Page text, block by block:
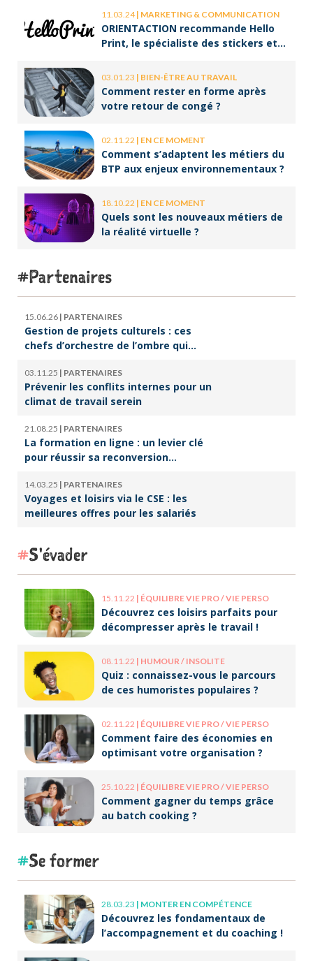
11.03.24| MARKETING & COMMUNICATION
ORIENTACTION recommande Hello
Print, le spécialiste des stickers et
03.01.23 | BIEN-ÊTRE AU TRAVAIL
Comment rester en forme après
votre retour de congé ?
02.11.22 | EN CE MOMENT
Comment s’adaptent les métiers du
BTP aux enjeux environnementaux ?
18.10.22 | EN CE MOMENT
Quels sont les nouveaux métiers de
la réalité virtuelle ?
Partenaires
15.06.26 | PARTENAIRES
Gestion de projets culturels : ces
chefs d’orchestre de l’ombre qui
03.11.25 | PARTENAIRES
Prévenir les conflits internes pour un
climat de travail serein
21.08.25 | PARTENAIRES
La formation en ligne : un levier clé
pour réussir sa reconversion
14.03.25 | PARTENAIRES
Voyages et loisirs via le CSE : les
meilleures offres pour les salariés
S'évader
15.11.22 | ÉQUILIBRE VIE PRO / VIE PERSO
Découvrez ces loisirs parfaits pour
décompresser après le travail !
08.11.22 | HUMOUR / INSOLITE
Quiz : connaissez-vous le parcours
de ces humoristes populaires ?
02.11.22 | ÉQUILIBRE VIE PRO / VIE PERSO
Comment faire des économies en
optimisant votre organisation ?
25.10.22 | ÉQUILIBRE VIE PRO / VIE PERSO
Comment gagner du temps grâce
au batch cooking ?
Se former
28.03.23 | MONTER EN COMPÉTENCE
Découvrez les fondamentaux de
l’accompagnement et du coaching !